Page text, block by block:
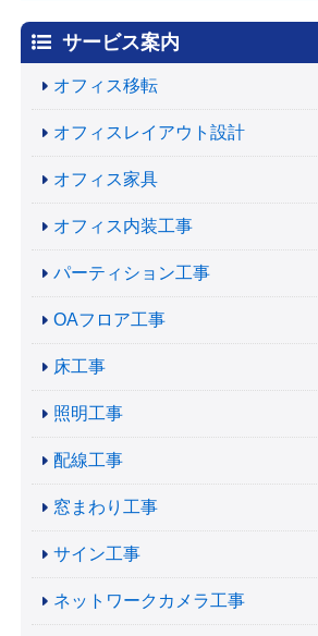
サービス案内
オフィス移転
オフィスレイアウト設計
オフィス家具
オフィス内装工事
パーティション工事
OAフロア工事
床工事
照明工事
配線工事
窓まわり工事
サイン工事
ネットワークカメラ工事